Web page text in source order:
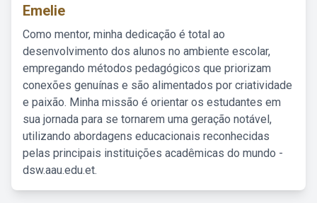
Emelie
Como mentor, minha dedicação é total ao
desenvolvimento dos alunos no ambiente escolar,
empregando métodos pedagógicos que priorizam
conexões genuínas e são alimentados por criatividade
e paixão. Minha missão é orientar os estudantes em
sua jornada para se tornarem uma geração notável,
utilizando abordagens educacionais reconhecidas
pelas principais instituições acadêmicas do mundo -
dsw.aau.edu.et.